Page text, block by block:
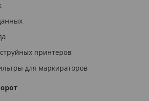
принтеров
для маркираторов